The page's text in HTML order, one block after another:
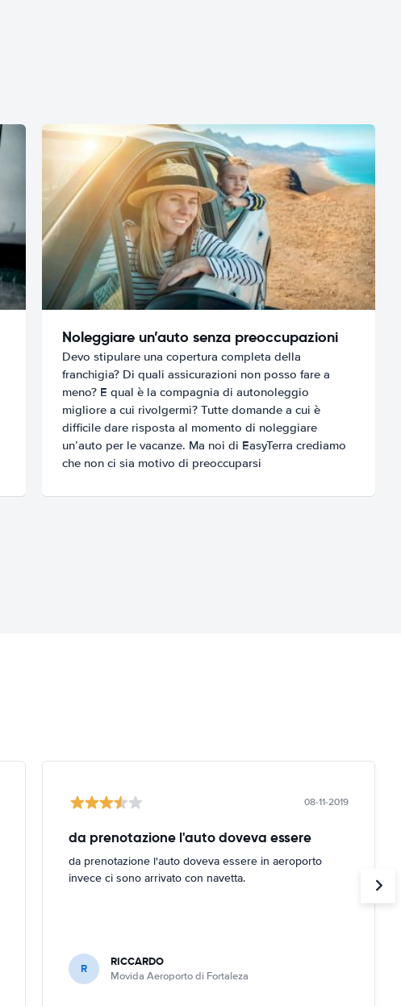
Noleggiare un’auto senza preoccupazioni
Devo stipulare una copertura completa della
franchigia? Di quali assicurazioni non posso fare a
meno? E qual è la compagnia di autonoleggio
migliore a cui rivolgermi? Tutte domande a cui è
difficile dare risposta al momento di noleggiare
un’auto per le vacanze. Ma noi di EasyTerra crediamo
che non ci sia motivo di preoccuparsi
08-11-2019
da prenotazione l'auto doveva essere
da prenotazione l'auto doveva essere in aeroporto
invece ci sono arrivato con navetta.
R RICCARDO
Movida Aeroporto di Fortaleza